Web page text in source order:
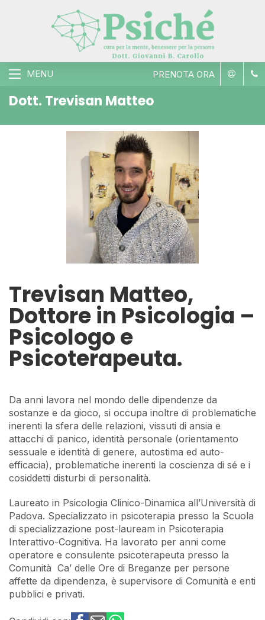
Dott. Trevisan Matteo
Trevisan Matteo,
Dottore in Psicologia –
Psicologo e
Psicoterapeuta.
Da anni lavora nel mondo delle dipendenze da
sostanze e da gioco, si occupa inoltre di problematiche
inerenti la sfera delle relazioni, vissuti di ansia e
attacchi di panico, identità personale (orientamento
sessuale e identità di genere, autostima ed auto-
efficacia), problematiche inerenti la coscienza di sé e i
cosiddetti disturbi di personalità.
Laureato in Psicologia Clinico-Dinamica all’Università di
Padova. Specializzato in psicoterapia presso la Scuola
di specializzazione post-lauream in Psicoterapia
Interattivo-Cognitiva. Ha lavorato per anni come
operatore e consulente psicoterapeuta presso la
Comunità Ca’ delle Ore di Breganze per persone
affette da dipendenza, è supervisore di Comunità e enti
pubblici e privati.
MENU PRENOTA ORA